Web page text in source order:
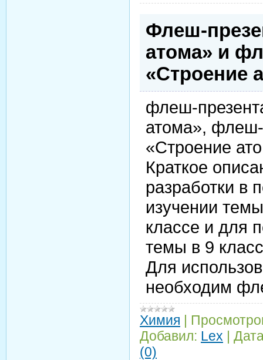
Флеш-
атома» и
«Строение
флеш-
атома»,
«Строение
Краткое
разработки в
изучении
классе и для
темы в 9
Для
необходим
Химия |
Добавил: Lex |
(0)